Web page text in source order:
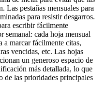
Las pestañas mensuales para
para resistir desgarros.
escribir fácilmente
semanal: cada hoja mensual
a marcar fácilmente citas,
vencidas, etc. Las hojas
un generoso espacio de
más detallada, lo que
de las prioridades principales